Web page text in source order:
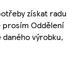
získat radu
prosím Oddělení
daného výrobku,